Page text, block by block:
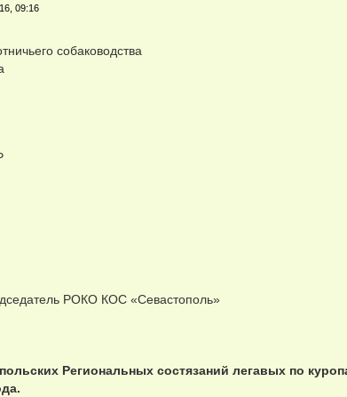
09:16
собаководства
РОКО КОС «Севастополь»
Региональных состязаний легавых по